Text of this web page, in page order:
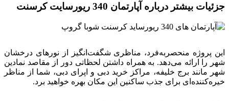
جزئیات بیشتر درباره آپارتمان 340 ریورسایت کرسنت
این پروژه منحصربه‌فرد، مناظری شگفت‌انگیز از نورهای درخشان
شهر را ارائه می‌دهد. به همراه داشتن لحظاتی دور از مقاصد نمادین
شهر مانند برج خلیفه، مراکز خرید دبی و اپرای دبی، شما از مناظر
خیره‌کننده‌ای برای جذب ساکنین این مکان بهره خواهید برد.